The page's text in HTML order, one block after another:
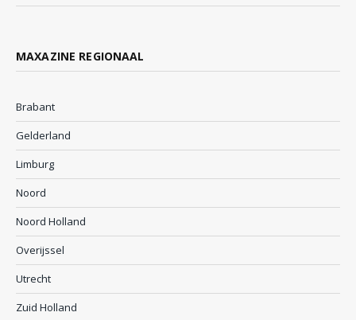
MAXAZINE REGIONAAL
Brabant
Gelderland
Limburg
Noord
Noord Holland
Overijssel
Utrecht
Zuid Holland